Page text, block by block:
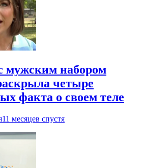
набором
четыре
факта о своем теле
11 месяцев спустя